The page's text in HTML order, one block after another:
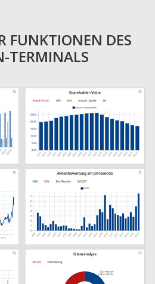
FUNKTIONEN DES
TERMINALS